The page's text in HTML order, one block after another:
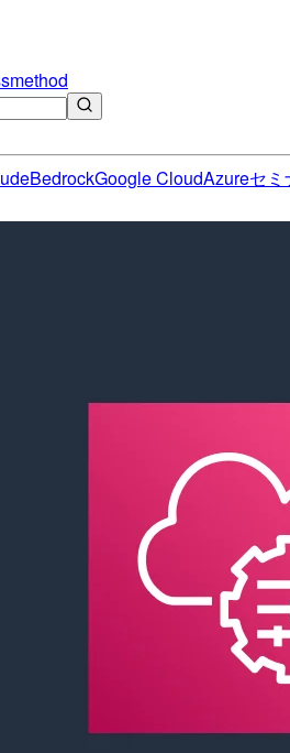
BedrockGoogle CloudAzureセミ